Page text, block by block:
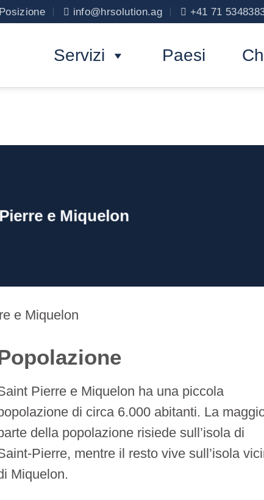
Posizione info@hrsolution.ag +41 71
Servizi Paesi
e Miquelon
e Miquelon
Pierre e Miquelon ha una piccola
di circa 6.000 abitanti. La
della popolazione risiede sull’isola di
Pierre, mentre il resto vive sull’isola
Miquelon.